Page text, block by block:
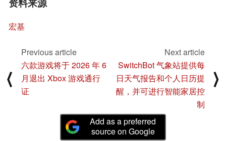
宏基
⟨
Previous article
六款游戏将于 2026 年 6
月退出 Xbox 游戏通行
证
Next article
SwitchBot 气象站提供每
日天气报告和个人日历提
醒，并可进行智能家居控
制
⟩
Add as a preferred
source on Google